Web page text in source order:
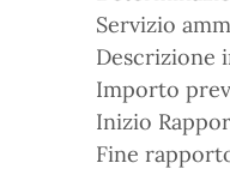
Servizio
Descrizione
Importo
Inizio
Fine